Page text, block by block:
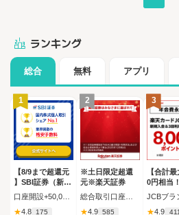
ランキング
総合 無料 アプリ
1
【8/9まで超還元
】SBI証券（新規
口座開設+50,000
円以上入金）
★4.8 175
2
※土日限定超還
元※楽天証券
★4.9 585
3
【合計
0円相当
カード【
ャンペー
中】
★4.9 411